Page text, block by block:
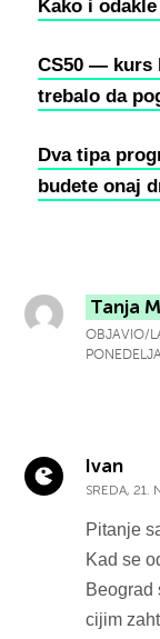
Kako i
CS50 — kurs
trebalo da
Dva tipa
budete onaj
Tanja
OBJAVIO/
Ivan
SREDA, 21.
Pitanje
Kad se
Beograd
cijim